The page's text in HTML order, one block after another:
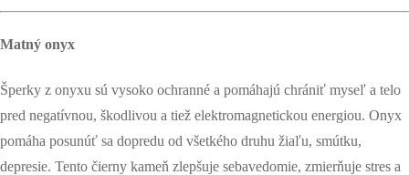
Matný onyx
Šperky z onyxu sú vysoko ochranné a pomáhajú chrániť myseľ a telo
pred negatívnou, škodlivou a tiež elektromagnetickou energiou. Onyx
pomáha posunúť sa dopredu od všetkého druhu žiaľu, smútku,
depresie. Tento čierny kameň zlepšuje sebavedomie, zmierňuje stres a